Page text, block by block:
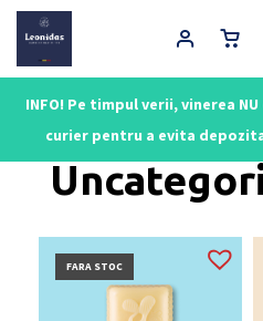
INFO! Pe timpul verii, vinerea
curier pentru a evita
Main Navigation
FARA STOC